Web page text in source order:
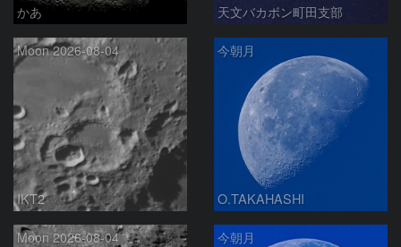
かあ 天文バカボン町田支部
Moon 2026-08-04
IKT2
今朝月
O.TAKAHASHI
Moon 2026-08-04 今朝月